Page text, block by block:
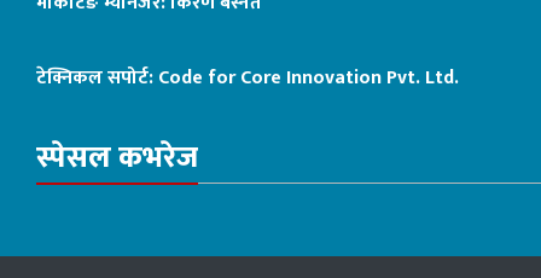
टेक्निकल सपोर्ट:Code for Core Innovation Pvt. Ltd.
स्पेसल कभरेज